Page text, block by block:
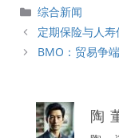
分
類
综合新闻
定期保险与人
BMO：贸易争
陶